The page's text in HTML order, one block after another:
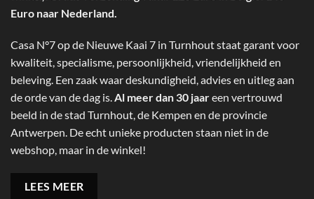
Euro naar Nederland.
Casa N°7 op de Nieuwe Kaai 7 in Turnhout staat garant voor
kwaliteit, specialisme, persoonlijkheid, vriendelijkheid en
beleving. Een zaak waar deskundigheid, advies en uitleg aan
de orde van de dag is.Al meer dan 30 jaareen vertrouwd
beeld in de stad Turnhout, de Kempen en de provincie
Antwerpen. De echt unieke producten staan niet in de
webshop, maar in de winkel!
LEES MEER